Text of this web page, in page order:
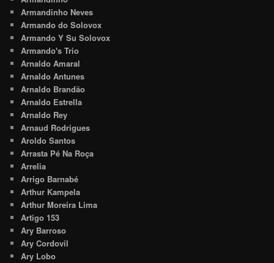
Armandinho Neves
Armando do Solovox
Armando Y Su Solovox
Armando's Trio
Arnaldo Amaral
Arnaldo Antunes
Arnaldo Brandão
Arnaldo Estrella
Arnaldo Rey
Arnaud Rodrigues
Aroldo Santos
Arrasta Pé Na Roça
Arrelia
Arrigo Barnabé
Arthur Kampela
Arthur Moreira Lima
Artigo 153
Ary Barroso
Ary Cordovil
Ary Lobo